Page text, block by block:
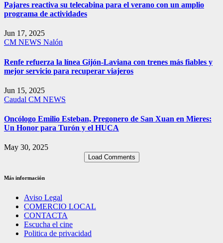
Pajares reactiva su telecabina para el verano con un amplio
programa de actividades
Jun 17, 2025
CM NEWS Nalón
Renfe refuerza la línea Gijón-Laviana con trenes más fiables y
mejor servicio para recuperar viajeros
Jun 15, 2025
Caudal CM NEWS
Oncólogo Emilio Esteban, Pregonero de San Xuan en Mieres:
Un Honor para Turón y el HUCA
May 30, 2025
Load Comments
Más información
Aviso Legal
COMERCIO LOCAL
CONTACTA
Escucha el cine
Politica de privacidad